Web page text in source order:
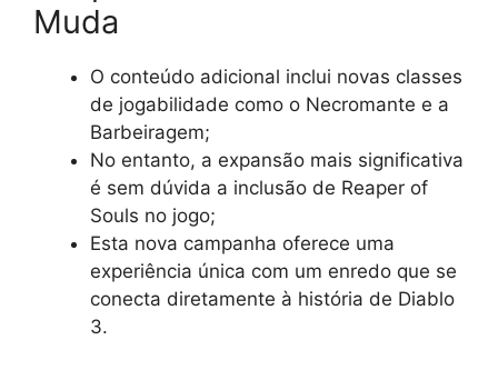
Muda
O conteúdo adicional inclui novas classes
de jogabilidade como o Necromante e a
Barbeiragem;
No entanto, a expansão mais significativa
é sem dúvida a inclusão de Reaper of
Souls no jogo;
Esta nova campanha oferece uma
experiência única com um enredo que se
conecta diretamente à história de Diablo
3.